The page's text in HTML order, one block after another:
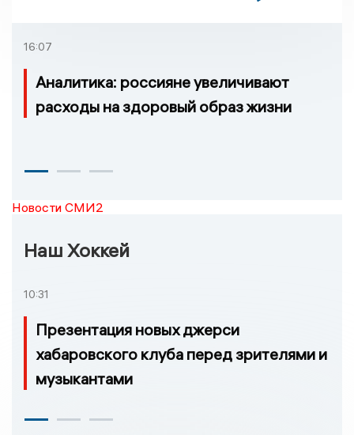
16:07
Аналитика: россияне увеличивают
расходы на здоровый образ жизни
Новости СМИ2
Наш Хоккей
10:31
Презентация новых джерси
хабаровского клуба перед зрителями и
музыкантами